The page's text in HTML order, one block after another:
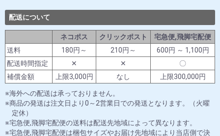
配送について
ネコポス クリックポスト
宅急便,飛脚宅配便
送料
180円～ 210円～
600円 ～ 1,100円
配送時間指定
✕ ✕
〇
補償金額
上限3,000円 なし 上限300,000円
海外への配送は承っておりません。
商品の発送は注文日より0～2営業日での発送となります。（火曜
定休）
宅急便,飛脚宅配便の送料は配送先地域によって異なります。
宅急便,飛脚宅配便は梱包サイズやお届け先地域により当店側で決